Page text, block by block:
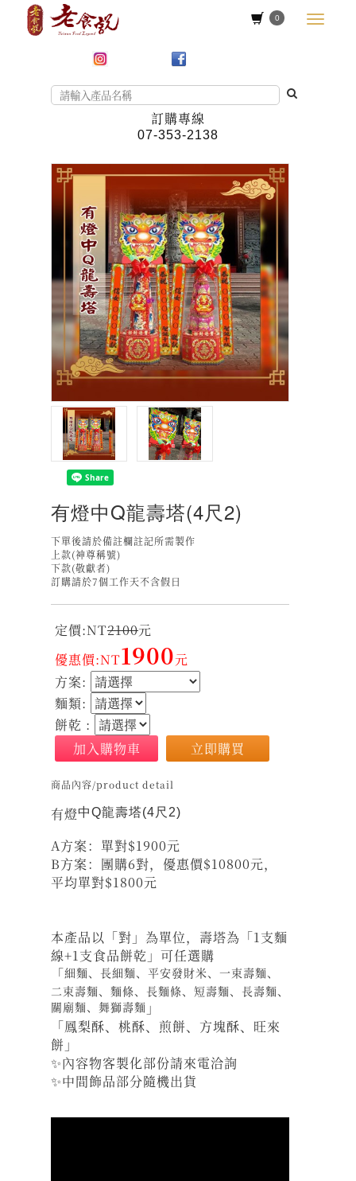
0
訂購專線
07-353-2138
有燈中Q龍壽塔(4尺2)
下單後請於備註欄註記所需製作
上款(神尊稱號)
下款(敬獻者)
訂購請於7個工作天不含假日
定價:NT2100元
優惠價:NT1900元
方案:
麵類:
餅乾 :
加入購物車
立即購買
商品內容/product detail
有燈中Q龍壽塔(4尺2)
A方案：單對$1900元
B方案：團購6對，優惠價$10800元，
平均單對$1800元
本產品以「對」為單位，壽塔為「1支麵
線+1支食品餅乾」可任選購
「細麵、長細麵、平安發財米、一束壽麵、
二束壽麵、麵條、長麵條、 短壽麵、長壽麵、
關廟麵、舞獅壽麵 」
「鳳梨酥、桃酥、煎餅、方塊酥、旺來
餅」
✨內容物客製化部份請來電洽詢
✨中間飾品部分隨機出貨